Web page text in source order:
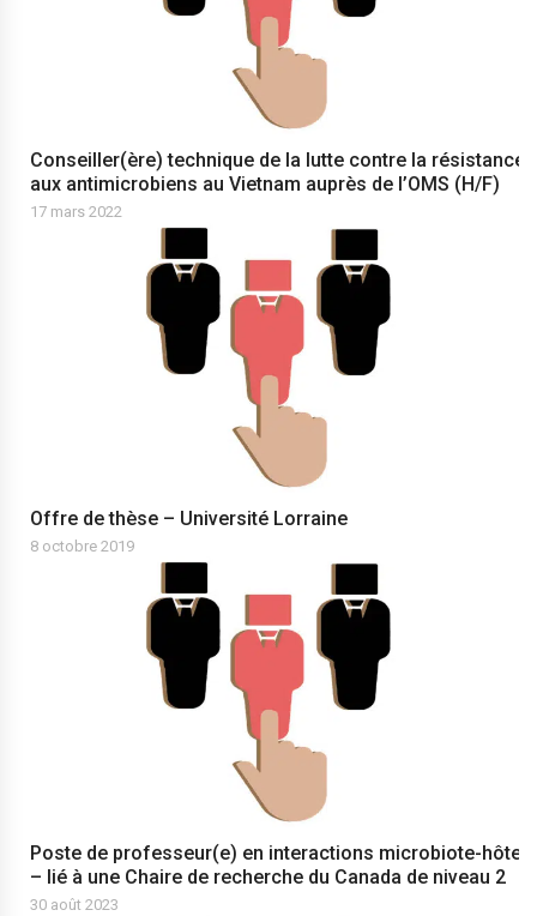
Conseiller(ère) technique de la lutte contre la résistance
aux antimicrobiens au Vietnam auprès de l’OMS (H/F)
17 mars 2022
Offre de thèse – Université Lorraine
8 octobre 2019
Poste de professeur(e) en interactions microbiote-hôte
– lié à une Chaire de recherche du Canada de niveau 2
30 août 2023